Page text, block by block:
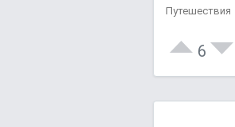
Путешествия
6